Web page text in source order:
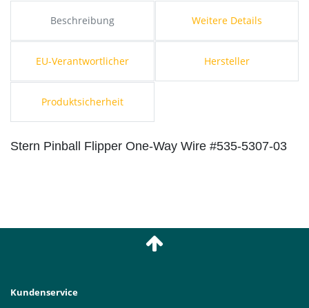
Beschreibung Weitere Details
EU-Verantwortlicher Hersteller
Produktsicherheit
Stern Pinball Flipper One-Way Wire #535-5307-03
Kundenservice